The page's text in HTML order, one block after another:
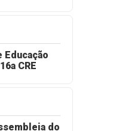
CRE
do